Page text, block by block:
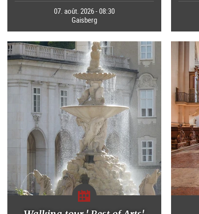
07. août. 2026 - 08:30
Gaisberg